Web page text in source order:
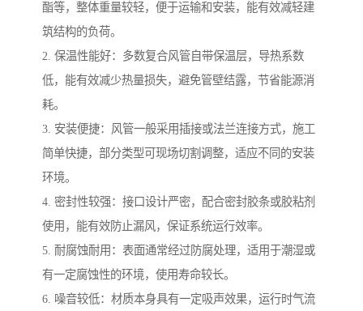
酯等，整体重量较轻，便于运输和安装，能有效减轻建
筑结构的负荷。
2. 保温性能好：多数复合风管自带保温层，导热系数
低，能有效减少热量损失，避免管壁结露，节省能源消
耗。
3. 安装便捷：风管一般采用插接或法兰连接方式，施工
简单快捷，部分类型可现场切割调整，适应不同的安装
环境。
4. 密封性较强：接口设计严密，配合密封胶条或胶粘剂
使用，能有效防止漏风，保证系统运行效率。
5. 耐腐蚀耐用：表面通常经过防腐处理，适用于潮湿或
有一定腐蚀性的环境，使用寿命较长。
6. 噪音较低：材质本身具有一定吸声效果，运行时气流